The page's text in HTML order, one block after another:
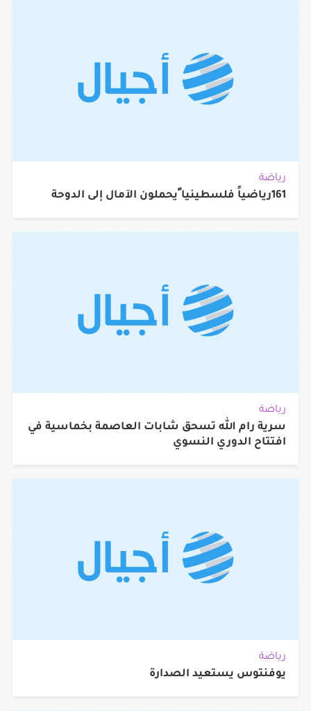
رياضة
161رياضياً فلسطينيا ًيحملون الآمال إلى الدوحة
رياضة
سرية رام الله تسحق شابات العاصمة بخماسية في
افتتاح الدوري النسوي
رياضة
يوفنتوس يستعيد الصدارة